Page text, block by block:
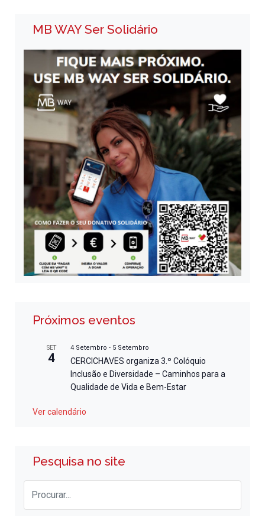
MB WAY Ser Solidário
Próximos eventos
SET
4
4 Setembro - 5 Setembro
CERCICHAVES organiza 3.º Colóquio
Inclusão e Diversidade – Caminhos para a
Qualidade de Vida e Bem-Estar
Ver calendário
Pesquisa no site